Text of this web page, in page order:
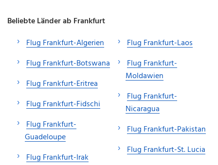
Beliebte Länder ab Frankfurt
Flug Frankfurt-Algerien
Flug Frankfurt-Botswana
Flug Frankfurt-Eritrea
Flug Frankfurt-Fidschi
Flug Frankfurt-
Guadeloupe
Flug Frankfurt-Irak
Flug Frankfurt-Laos
Flug Frankfurt-
Moldawien
Flug Frankfurt-
Nicaragua
Flug Frankfurt-Pakistan
Flug Frankfurt-St. Lucia